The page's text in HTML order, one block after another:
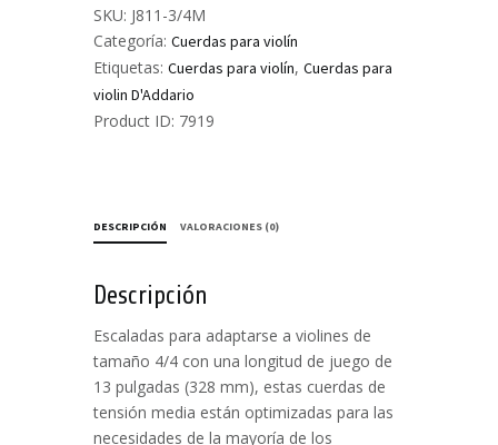
3/4
M
cantidad
SKU: J811-3/4M
Categoría: Cuerdas para violín
Etiquetas: Cuerdas para violín, Cuerdas para
violin D'Addario
Product ID: 7919
DESCRIPCIÓN VALORACIONES (0)
Descripción
Escaladas para adaptarse a violines de
tamaño 4/4 con una longitud de juego de
13 pulgadas (328 mm), estas cuerdas de
tensión media están optimizadas para las
necesidades de la mayoría de los